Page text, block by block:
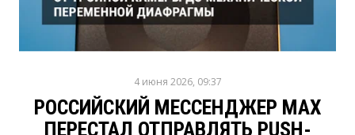
4 июня 2026, 09:37
РОССИЙСКИЙ МЕССЕНДЖЕР MAX
ПЕРЕСТАЛ ОТПРАВЛЯТЬ PUSH-